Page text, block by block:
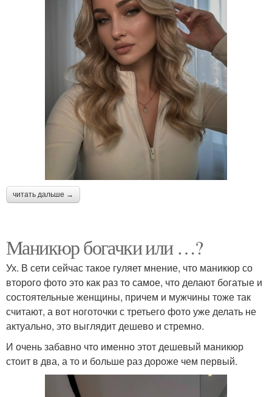
читать дальше →
Маникюр богачки или …?
Ух. В сети сейчас такое гуляет мнение, что маникюр со
второго фото это как раз то самое, что делают богатые и
состоятельные женщины, причем и мужчины тоже так
считают, а вот ноготочки с третьего фото уже делать не
актуально, это выглядит дешево и стремно.
И очень забавно что именно этот дешевый маникюр
стоит в два, а то и больше раз дороже чем первый.